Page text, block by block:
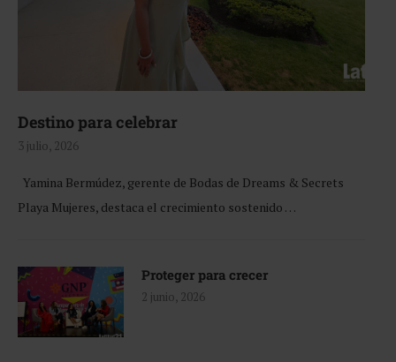
Destino para celebrar
3 julio, 2026
Yamina Bermúdez, gerente de Bodas de Dreams & Secrets
Playa Mujeres, destaca el crecimiento sostenido …
Proteger para crecer
2 junio, 2026